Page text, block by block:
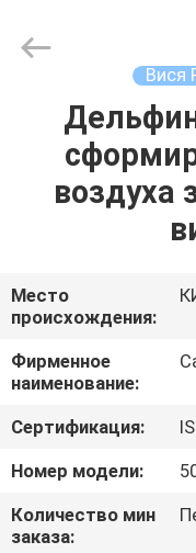
ДОМ
ПРОДУКТЫ
НАС
ФАБРИКИ
ПРОВЕРКА
КАЧЕСТВА
Products
Вися
воздуха
Место
происхождения:
Фирменное
наименование:
Сертификация:
Номер модели:
Количество мин
заказа: